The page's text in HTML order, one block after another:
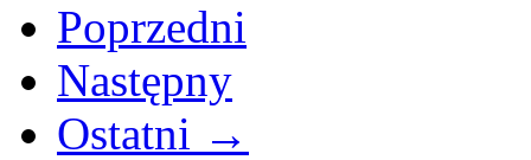
Poprzedni
Następny
Ostatni →